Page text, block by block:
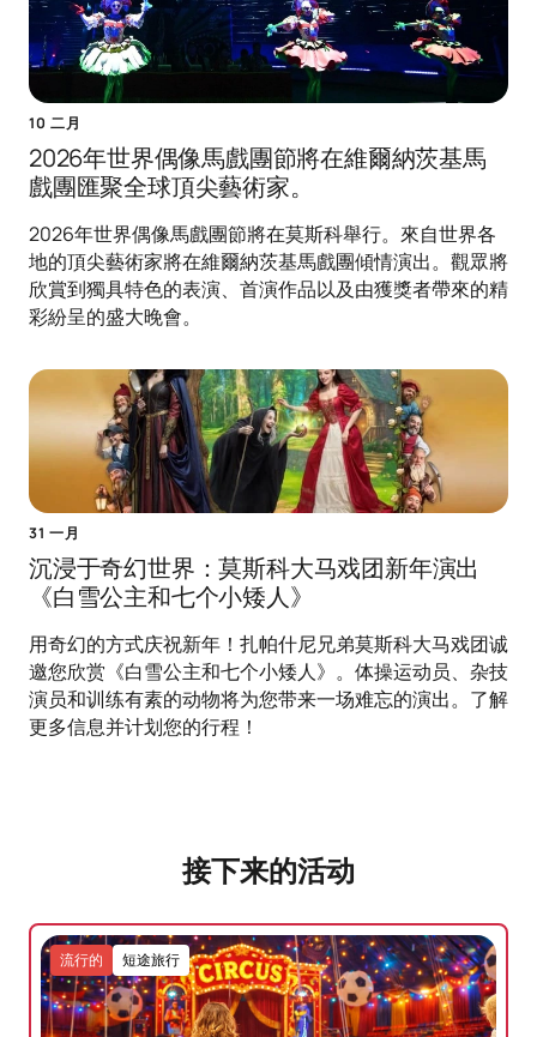
10 二月
2026年世界偶像馬戲團節將在維爾納茨基馬
戲團匯聚全球頂尖藝術家。
2026年世界偶像馬戲團節將在莫斯科舉行。來自世界各
地的頂尖藝術家將在維爾納茨基馬戲團傾情演出。觀眾將
欣賞到獨具特色的表演、首演作品以及由獲獎者帶來的精
彩紛呈的盛大晚會。
31 一月
沉浸于奇幻世界：莫斯科大马戏团新年演出
《白雪公主和七个小矮人》
用奇幻的方式庆祝新年！扎帕什尼兄弟莫斯科大马戏团诚
邀您欣赏《白雪公主和七个小矮人》。体操运动员、杂技
演员和训练有素的动物将为您带来一场难忘的演出。了解
更多信息并计划您的行程！
接下来的活动
短途旅行
流行的